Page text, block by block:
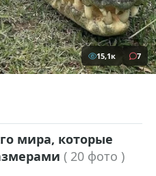
15,1к 7
мира, которые
( 20 фото )